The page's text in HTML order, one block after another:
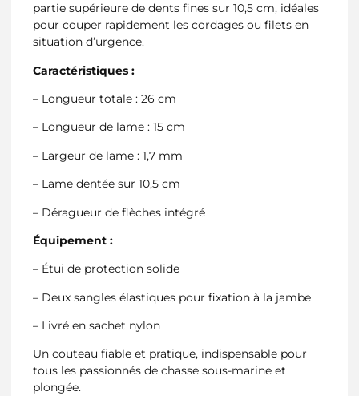
partie supérieure de dents fines sur 10,5 cm, idéales
pour couper rapidement les cordages ou filets en
situation d’urgence.
Caractéristiques :
– Longueur totale : 26 cm
– Longueur de lame : 15 cm
– Largeur de lame : 1,7 mm
– Lame dentée sur 10,5 cm
– Déragueur de flèches intégré
Équipement :
– Étui de protection solide
– Deux sangles élastiques pour fixation à la jambe
– Livré en sachet nylon
Un couteau fiable et pratique, indispensable pour
tous les passionnés de chasse sous-marine et
plongée.